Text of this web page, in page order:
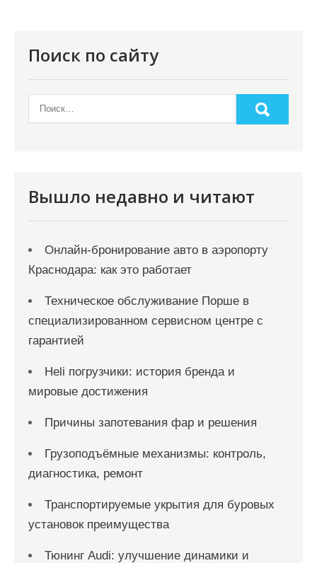
Поиск по сайту
Вышло недавно и читают
Онлайн‑бронирование авто в аэропорту
Краснодара: как это работает
Техническое обслуживание Порше в
специализированном сервисном центре с
гарантией
Heli погрузчики: история бренда и
мировые достижения
Причины запотевания фар и решения
Грузоподъёмные механизмы: контроль,
диагностика, ремонт
Транспортируемые укрытия для буровых
установок преимущества
Тюнинг Audi: улучшение динамики и